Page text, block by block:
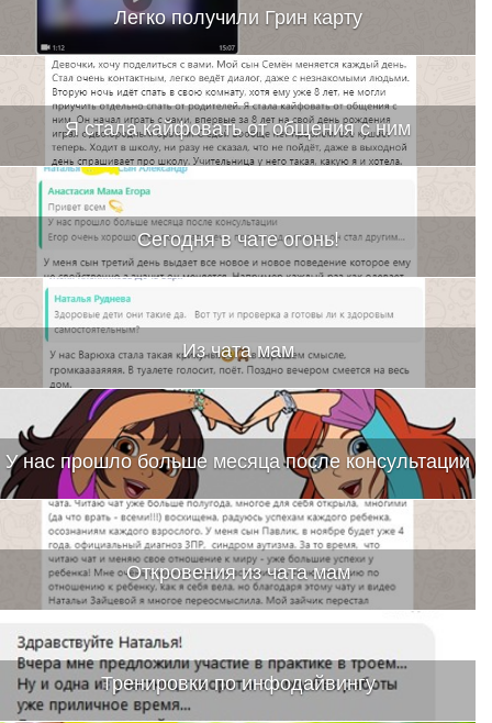
Легко получили Грин карту
Я стала кайфовать от общения с ним
Сегодня в чате огонь!
Из чата мам
У нас прошло больше месяца после консультации
Откровения из чата мам
Тренировки по инфодайвингу